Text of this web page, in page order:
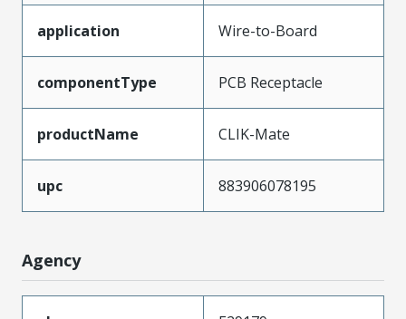
application Wire-to-Board
componentType PCB Receptacle
productName CLIK-Mate
upc 883906078195
Agency